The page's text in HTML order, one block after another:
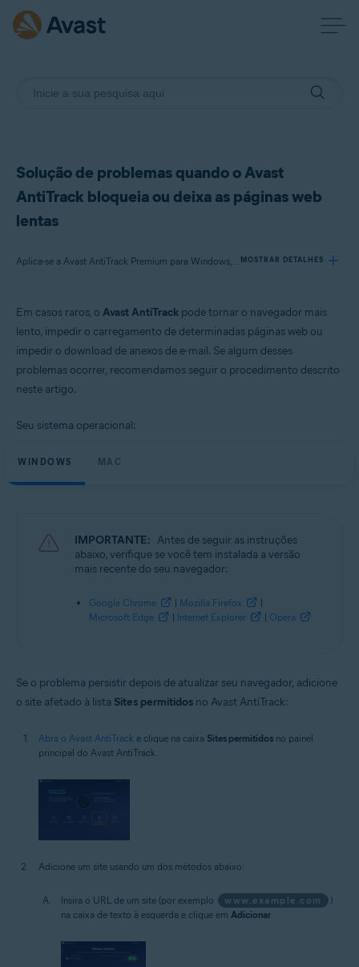
Solução de problemas quando o Avast
AntiTrack bloqueia ou deixa as páginas web
lentas
Aplica-se a Avast AntiTrack Premium para Windows, Avast AntiTrack para Mac MOSTRAR DETALHES
Avast AntiTrack 1.x para Mac
Sistemas operacionais:
Microsoft Windows 10 Home / Pro / Enterprise / Education - 32 / 64-bit
Microsoft Windows 8 / Pro / Enterprise - 32 / 64-bit
Enterprise / Ultimate - Service Pack 1, 32 / 64-bit
Apple macOS 11.x (Big Sur)
Apple macOS 10.15.x (Catalina)
Apple macOS 10.14.x (Mojave)
Apple macOS 10.12.x (Sierra)
Apple Mac OS X 10.11.x (El Capitan)
Em casos raros, o Avast AntiTrack pode tornar o navegador mais
lento, impedir o carregamento de determinadas páginas web ou
impedir o download de anexos de e-mail. Se algum desses
problemas ocorrer, recomendamos seguir o procedimento descrito
neste artigo.
Seu sistema operacional:
WINDOWS MAC
IMPORTANTE: Antes de seguir as instruções
abaixo, verifique se você tem instalada a versão
mais recente do seu navegador:
Google Chrome | Mozilla Firefox
|
Microsoft Edge
| Internet Explorer | Opera
Se o problema persistir depois de atualizar seu navegador, adicione
o site afetado à lista Sites permitidos no Avast AntiTrack:
Abra o Avast AntiTrack e clique na caixa Sites permitidos no painel
principal do Avast AntiTrack.
Adicione um site usando um dos métodos abaixo:
Insira o URL de um site (por exemplo www.example.com
)
na caixa de texto à esquerda e clique em Adicionar.